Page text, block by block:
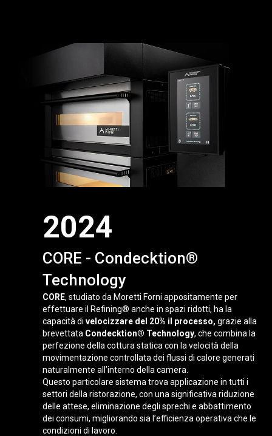
2024
CORE - Condecktion®
Technology
CORE, studiato da Moretti Forni appositamente per
effettuare il Refining® anche in spazi ridotti, ha la
capacità di velocizzare del 20% il processo, grazie alla
brevettata Condecktion® Technology, che combina la
perfezione della cottura statica con la velocità della
movimentazione controllata dei flussi di calore generati
naturalmente all’interno della camera.
Questo particolare sistema trova applicazione in tutti i
settori della ristorazione, con una significativa riduzione
delle attese, eliminazione degli sprechi e abbattimento
dei consumi, migliorando sia l’efficienza operativa che le
condizioni di lavoro.